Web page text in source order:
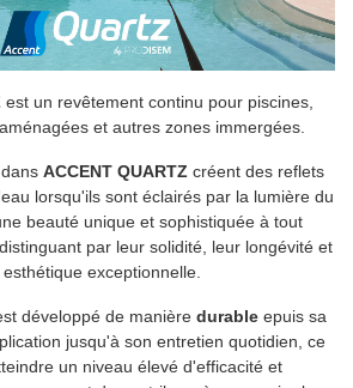
est un revêtement continu pour piscines,
et autres zones immergées.
ACCENT QUARTZ créent des reflets
lorsqu'ils sont éclairés par la lumière du
beauté unique et sophistiquée à tout
par leur solidité, leur longévité et
esthétique exceptionnelle.
développé de manièredurableepuis sa
jusqu'à son entretien quotidien, ce
un niveau élevé d'efficacité et